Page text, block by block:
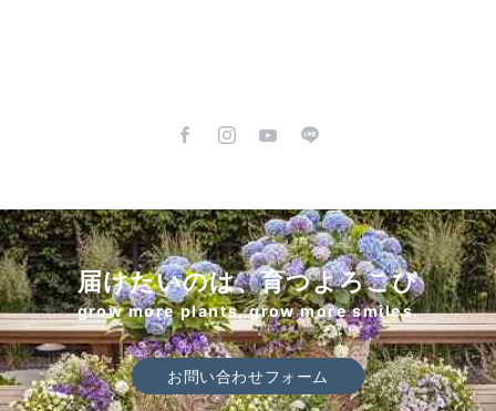
届けたいのは、育つよろこび
grow more plants, grow more smiles.
お問い合わせフォーム